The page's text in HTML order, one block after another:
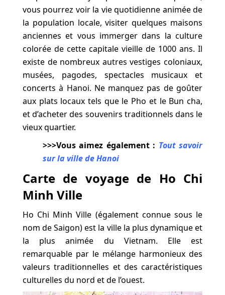
vous pourrez voir la vie quotidienne animée de
la population locale, visiter quelques maisons
anciennes et vous immerger dans la culture
colorée de cette capitale vieille de 1000 ans. Il
existe de nombreux autres vestiges coloniaux,
musées, pagodes, spectacles musicaux et
concerts à Hanoi. Ne manquez pas de goûter
aux plats locaux tels que le Pho et le Bun cha,
et d’acheter des souvenirs traditionnels dans le
vieux quartier.
>>>Vous aimez également : Tout savoir
sur la ville de Hanoi
Carte de voyage de Ho Chi
Minh Ville
Ho Chi Minh Ville (également connue sous le
nom de Saigon) est la ville la plus dynamique et
la plus animée du Vietnam. Elle est
remarquable par le mélange harmonieux des
valeurs traditionnelles et des caractéristiques
culturelles du nord et de l’ouest.